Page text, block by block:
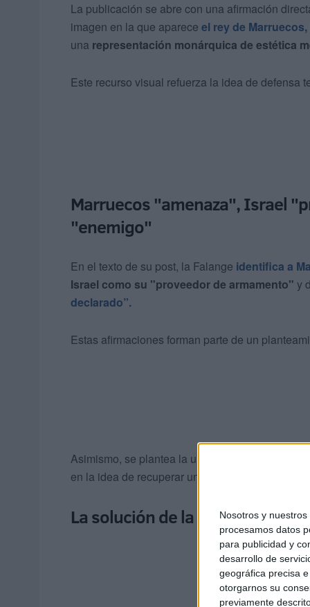
Nosotros y nuestros
procesamos datos
para publicidad y
desarrollo de
geográfica precisa
otorgarnos su
previamente
La publicación se abre con una afirmación
imagen en la que aparece el rey de
una representación monárquica de estética
Este recurso visual refuerza la idea de defensa
Marruecos "amenaza", Israel
"enemigo"
En el texto de su post, la Falange identifica a
Israel como su "proveedor de armamento" y
declarado”.
Estas afirmaciones forman parte de un
Asimismo, se plantea la urgencia de establecer
en la idea de recuperar una supuesta soberanía
La solución de la Falange: